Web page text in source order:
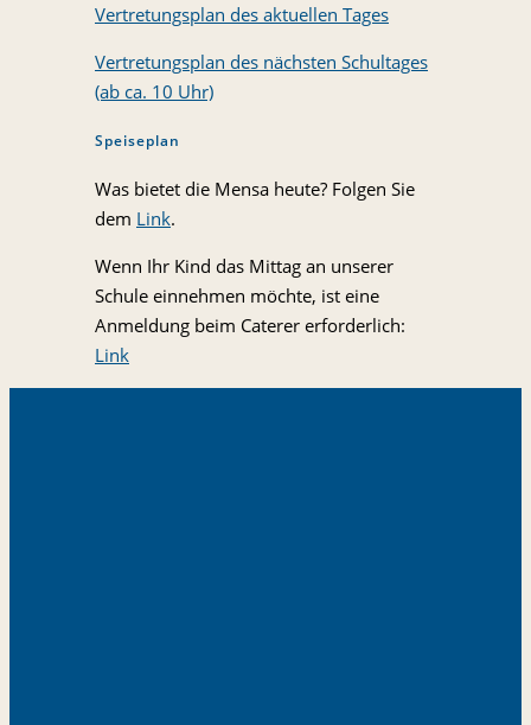
Vertretungsplan des aktuellen Tages
Vertretungsplan des nächsten Schultages
(ab ca. 10 Uhr)
Speiseplan
Was bietet die Mensa heute? Folgen Sie
dem Link.
Wenn Ihr Kind das Mittag an unserer
Schule einnehmen möchte, ist eine
Anmeldung beim Caterer erforderlich:
Link